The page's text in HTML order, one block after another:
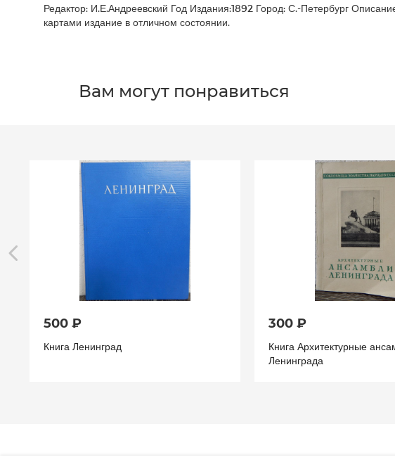
Редактор: И.Е.Андреевский Год Издания:1892 Город: С.-Петербург
картами издание в отличном состоянии.
Вам могут понравиться
500 ₽
Книга Ленинград
300 ₽
Книга Архитектурные
Ленинграда